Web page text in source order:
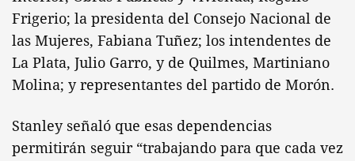
Frigerio; la presidenta del Consejo Nacional de
las Mujeres, Fabiana Tuñez; los intendentes de
La Plata, Julio Garro, y de Quilmes, Martiniano
Molina; y representantes del partido de Morón.
Stanley señaló que esas dependencias
permitirán seguir “trabajando para que cada vez